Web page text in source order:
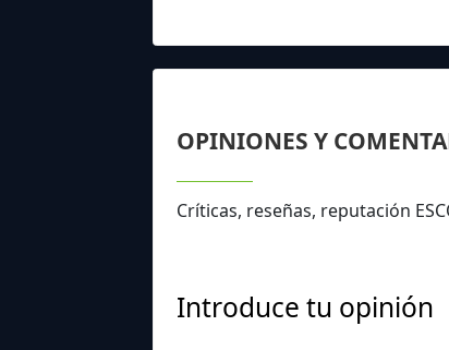
OPINIONES Y
Críticas, reseñas, reputación
Introduce tu opinión